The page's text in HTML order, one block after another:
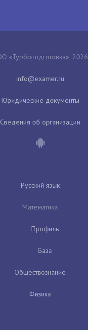
«Турбоподготовка», 2026
Юридические документы
Сведения об организации
Русский язык
Математика
Профиль
База
Обществознание
Физика